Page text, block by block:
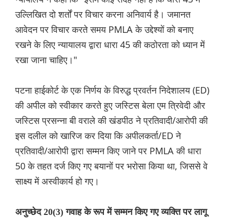
उल्लिखित दो शर्तों पर विचार करना अनिवार्य है। जमानत
आवेदन पर विचार करते समय PMLA के उद्देश्यों को बनाए
रखने के लिए न्यायालय द्वारा धारा 45 की कठोरता को ध्यान में
रखा जाना चाहिए।"
पटना हाईकोर्ट के एक निर्णय के विरुद्ध प्रवर्तन निदेशालय (ED)
की अपील को स्वीकार करते हुए जस्टिस बेला एम त्रिवेदी और
जस्टिस प्रसन्ना बी वराले की खंडपीठ ने प्रतिवादी/आरोपी की
इस दलील को खारिज कर दिया कि अपीलकर्ता/ED ने
प्रतिवादी/आरोपी द्वारा सम्मन किए जाने पर PMLA की धारा
50 के तहत दर्ज किए गए बयानों पर भरोसा किया था, जिससे वे
साक्ष्य में अस्वीकार्य हो गए।
अनुच्छेद 20(3) गवाह के रूप में सम्मन किए गए व्यक्ति पर लागू